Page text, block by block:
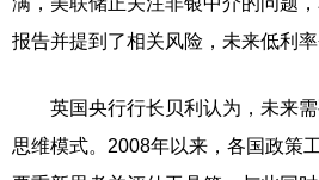
报告并提到了相关风险，未来低利率
英国央行行长贝利认为，未来需
思维模式。2008年以来，各国政策